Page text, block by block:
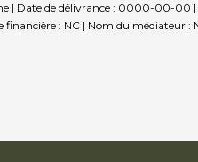
| Date de délivrance : 0000-00-00 |
financière : NC | Nom du médiateur :